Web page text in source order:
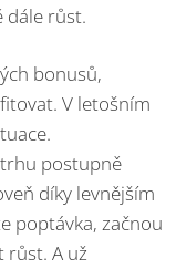
dále růst.
bonusů,
V letošním
trhu postupně
díky levnějším
poptávka, začnou
růst. A už